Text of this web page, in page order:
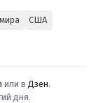
США
или в Дзен.
дня.